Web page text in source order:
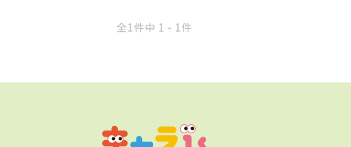
全1件中 1 - 1件